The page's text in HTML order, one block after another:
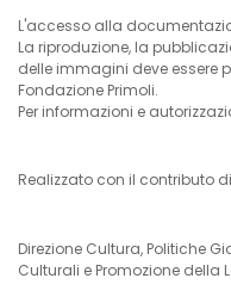
L'accesso alla
La riproduzione, la
delle immagini deve essere
Fondazione Primoli.
Per informazioni e
Realizzato con il contributo di
Direzione Cultura, Politiche
Culturali e Promozione della